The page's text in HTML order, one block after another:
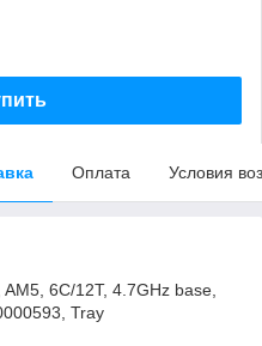
Оплата Условия
6C/12T, 4.7GHz base,
Tray